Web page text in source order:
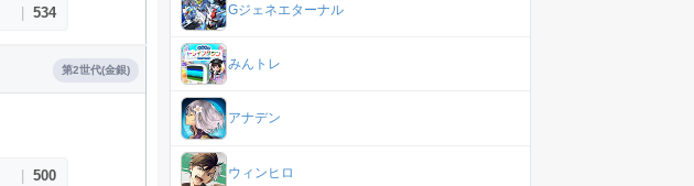
534
第2世代(金銀)
500
Gジェネエターナル
みんトレ
アナデン
ウィンヒロ